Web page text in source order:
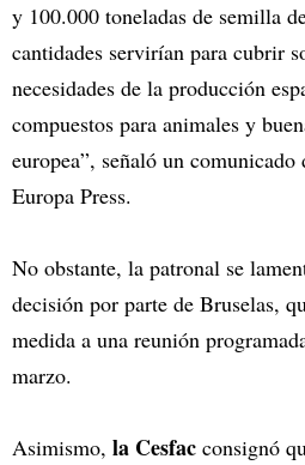
y 100.000 toneladas de semilla
cantidades servirían para cubrir
necesidades de la producción
compuestos para animales y
europea”, señaló un
Europa Press.
No obstante, la patronal se
decisión por parte de Bruselas,
medida a una reunión
marzo.
Asimismo, la Cesfac consignó